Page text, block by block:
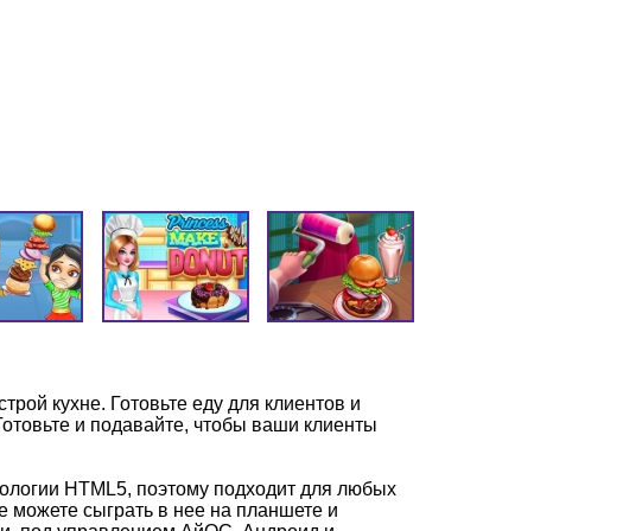
кухне. Готовьте еду для клиентов и
и подавайте, чтобы ваши клиенты
HTML5, поэтому подходит для любых
можете сыграть в нее на планшете и